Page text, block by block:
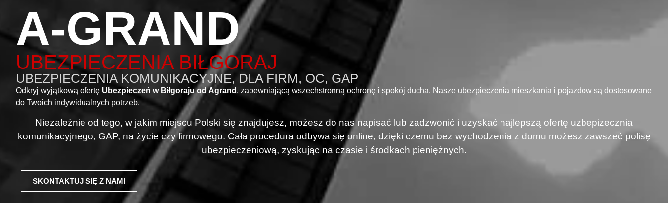
A-GRAND
UBEZPIECZENIA BIŁGORAJ
UBEZPIECZENIA KOMUNIKACYJNE, DLA FIRM, OC, GAP
Odkryj wyjątkową ofertę Ubezpieczeń w Biłgoraju od Agrand , zapewniającą wszechstronną ochronę i spokój ducha. Nasze ubezpieczenia mieszkania i pojazdów są dostosowane
do Twoich indywidualnych potrzeb.
Niezależnie od tego, w jakim miejscu Polski się znajdujesz, możesz do nas napisać lub zadzwonić i uzyskać najlepszą ofertę uzbepizecznia
komunikacyjnego, GAP, na życie czy firmowego. Cała procedura odbywa się online, dzięki czemu bez wychodzenia z domu możesz zawszeć polisę
ubezpieczeniową, zyskując na czasie i środkach pieniężnych.
SKONTAKTUJ SIĘ Z NAMI